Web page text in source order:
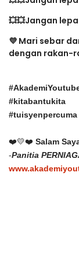
💥💥Jangan
💜 Mari sebar
dengan rakan-
#kitabantukita
#tuisyenpercuma
❤️💛❤️ Salam
-Panitia